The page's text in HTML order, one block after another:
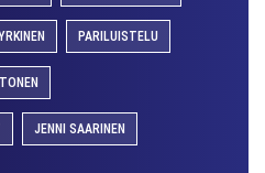
PARILUISTELU
JENNI SAARINEN